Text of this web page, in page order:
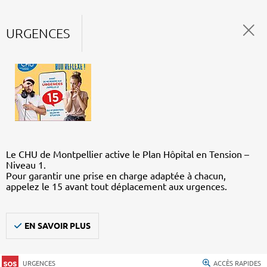
URGENCES
Le CHU de Montpellier active le Plan Hôpital en Tension –
Niveau 1.
Pour garantir une prise en charge adaptée à chacun,
appelez le 15 avant tout déplacement aux urgences.
EN SAVOIR PLUS
URGENCES ACCÈS RAPIDES